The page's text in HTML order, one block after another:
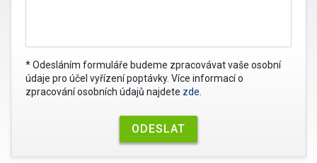
* Odesláním formuláře budeme zpracovávat vaše osobní
údaje pro účel vyřízení poptávky. Více informací o
zpracování osobních údajů najdete zde